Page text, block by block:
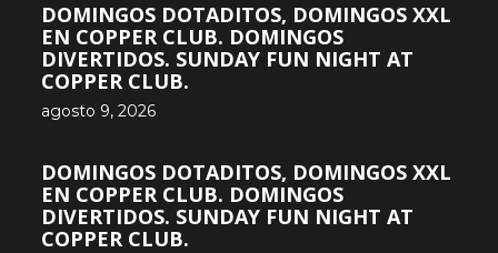
DOMINGOS DOTADITOS, DOMINGOS XXL
EN COPPER CLUB. DOMINGOS
DIVERTIDOS. SUNDAY FUN NIGHT AT
COPPER CLUB.
agosto 9, 2026
DOMINGOS DOTADITOS, DOMINGOS XXL
EN COPPER CLUB. DOMINGOS
DIVERTIDOS. SUNDAY FUN NIGHT AT
COPPER CLUB.